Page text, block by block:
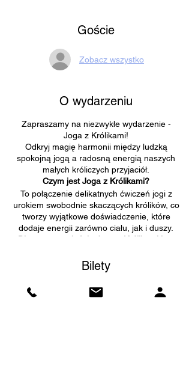
Goście
Zobacz wszystko
O wydarzeniu
Zapraszamy na niezwykłe wydarzenie -
Joga z Królikami!
Odkryj magię harmonii między ludzką
spokojną jogą a radosną energią naszych
małych króliczych przyjaciół.
Czym jest Joga z Królikami?
To połączenie delikatnych ćwiczeń jogi z
urokiem swobodnie skaczących królików, co
tworzy wyjątkowe doświadczenie, które
dodaje energii zarówno ciału, jak i duszy.
Dlaczego to właśnie Joga z Królikami jest
Zarówno joga, jak i króliki emanują
pozytywną energią, a nasze zajęcia dają
niezwykłą szansę na połączenie tych dwóch
światów. Podczas ćwiczeń, króliki swobodnie
Bilety